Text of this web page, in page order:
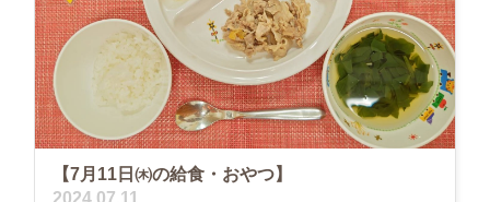
【7月11日㈭の給食・おやつ】
2024.07.11